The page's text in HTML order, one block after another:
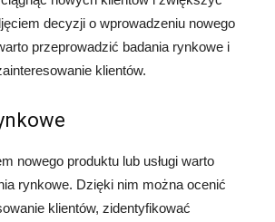
decyzji o wprowadzeniu nowego
przeprowadzić badania rynkowe i
klientów.
nowego produktu lub usługi warto
rynkowe. Dzięki nim można ocenić
klientów, zidentyfikować